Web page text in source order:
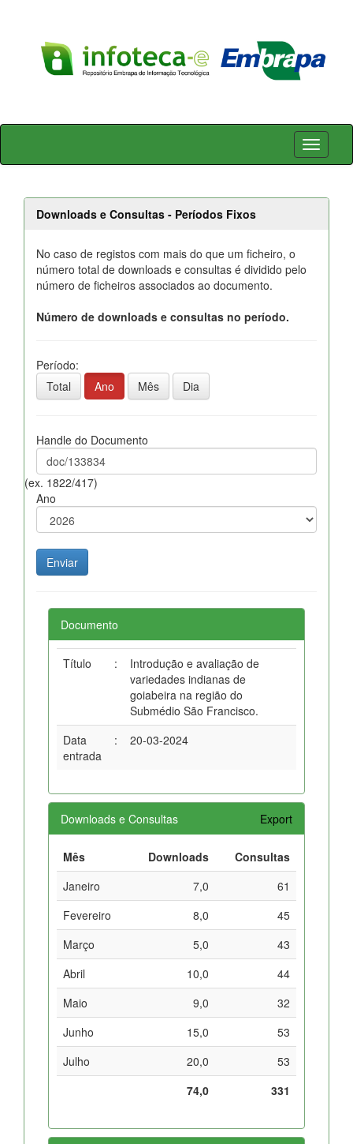
Skip
Downloads e Consultas - Períodos Fixos
No caso de registos com mais do que um ficheiro, o
número total de downloads e consultas é dividido pelo
número de ficheiros associados ao documento.
Número de downloads e consultas no período.
Período:
Total
Ano Mês Dia
Handle do Documento
(ex. 1822/417)
Ano
Documento
Título :
Introdução e avaliação de
variedades indianas de
goiabeira na região do
Submédio São Francisco.
Data
entrada
: 20-03-2024
Downloads e Consultas Export
Mês Downloads
Consultas
Janeiro
7,0
61
Fevereiro
8,0
45
Março
5,0
43
Abril
10,0
44
Maio
9,0
32
Junho
15,0
53
Julho
20,0
53
74,0
331